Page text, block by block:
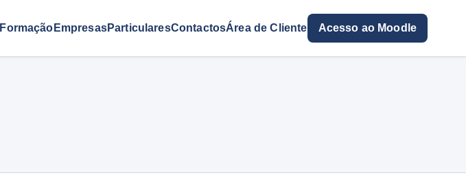
Formação EmpresasParticularesContactosÁrea de Cliente Acesso ao Moodle